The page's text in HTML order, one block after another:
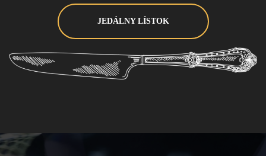
JEDÁLNY LÍSTOK